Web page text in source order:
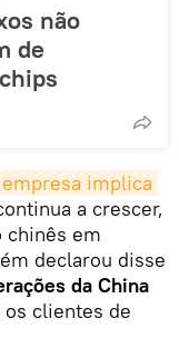
não
de
empresa implica
a crescer,
chinês em
declarou disse
da China
clientes de